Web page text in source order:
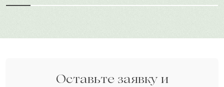
С 2022-08-05
Стоян
М 2022-07-06
Милослав
2022-07-02
Мирослава
Оставьте заявку и